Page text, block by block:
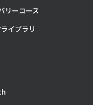
リーコース
イブラリ